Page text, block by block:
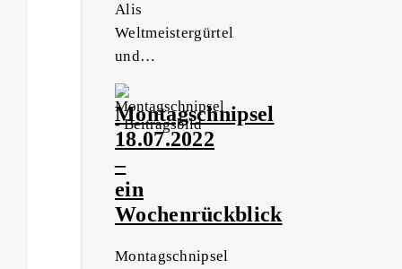
Alis
Weltmeistergürtel
und…
Montagschnipsel
18.07.2022
–
ein
Wochenrückblick
Montagschnipsel